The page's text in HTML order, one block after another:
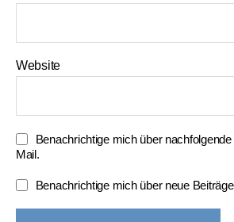
Website
Benachrichtige mich über
Mail.
Benachrichtige mich über neue